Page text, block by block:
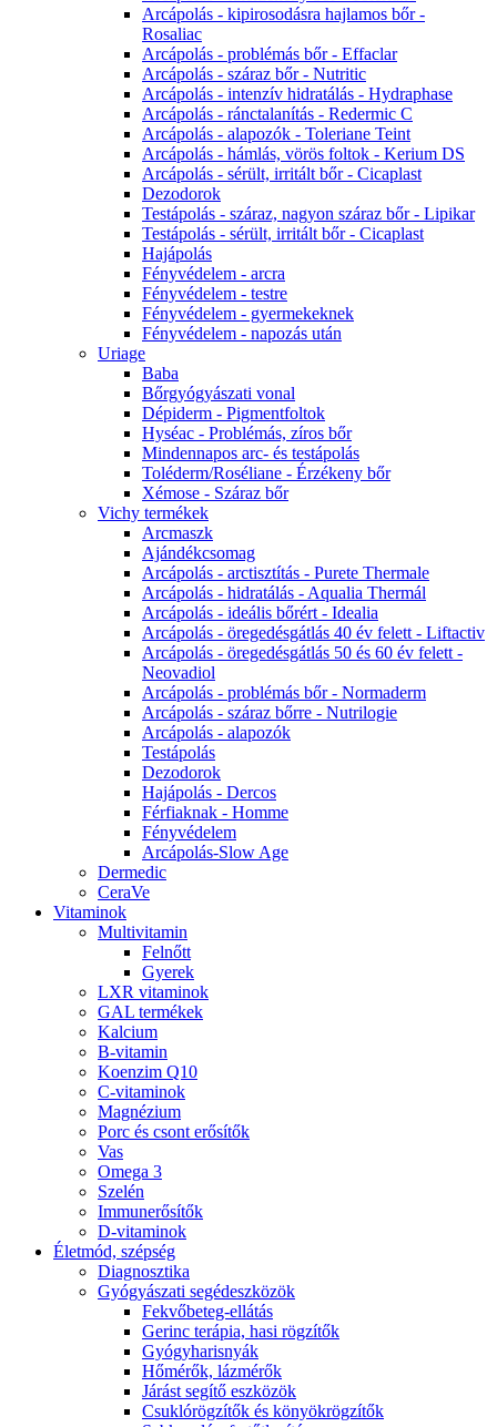
Arcápolás - kipirosodásra hajlamos bőr -
Rosaliac
Arcápolás - problémás bőr - Effaclar
Arcápolás - száraz bőr - Nutritic
Arcápolás - intenzív hidratálás - Hydraphase
Arcápolás - ránctalanítás - Redermic C
Arcápolás - alapozók - Toleriane Teint
Arcápolás - hámlás, vörös foltok - Kerium DS
Arcápolás - sérült, irritált bőr - Cicaplast
Dezodorok
Testápolás - száraz, nagyon száraz bőr - Lipikar
Testápolás - sérült, irritált bőr - Cicaplast
Hajápolás
Fényvédelem - arcra
Fényvédelem - testre
Fényvédelem - gyermekeknek
Fényvédelem - napozás után
Uriage
Baba
Bőrgyógyászati vonal
Dépiderm - Pigmentfoltok
Hyséac - Problémás, zíros bőr
Mindennapos arc- és testápolás
Toléderm/Roséliane - Érzékeny bőr
Xémose - Száraz bőr
Vichy termékek
Arcmaszk
Ajándékcsomag
Arcápolás - arctisztítás - Purete Thermale
Arcápolás - hidratálás - Aqualia Thermál
Arcápolás - ideális bőrért - Idealia
Arcápolás - öregedésgátlás 40 év felett - Liftactiv
Arcápolás - öregedésgátlás 50 és 60 év felett -
Neovadiol
Arcápolás - problémás bőr - Normaderm
Arcápolás - száraz bőrre - Nutrilogie
Arcápolás - alapozók
Testápolás
Dezodorok
Hajápolás - Dercos
Férfiaknak - Homme
Fényvédelem
Arcápolás-Slow Age
Dermedic
CeraVe
Vitaminok
Multivitamin
Felnőtt
Gyerek
LXR vitaminok
GAL termékek
Kalcium
B-vitamin
Koenzim Q10
C-vitaminok
Magnézium
Porc és csont erősítők
Vas
Omega 3
Szelén
Immunerősítők
D-vitaminok
Életmód, szépség
Diagnosztika
Gyógyászati segédeszközök
Fekvőbeteg-ellátás
Gerinc terápia, hasi rögzítők
Gyógyharisnyák
Hőmérők, lázmérők
Járást segítő eszközök
Csuklórögzítők és könyökrögzítők